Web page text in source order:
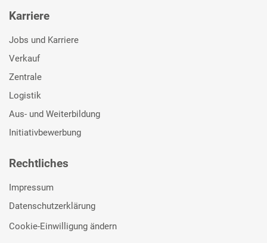
Karriere
Jobs und Karriere
Verkauf
Zentrale
Logistik
Aus- und Weiterbildung
Initiativbewerbung
Rechtliches
Impressum
Datenschutzerklärung
Cookie-Einwilligung ändern